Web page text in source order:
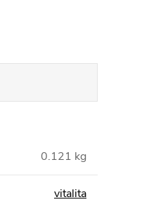
0.121 kg
vitalita